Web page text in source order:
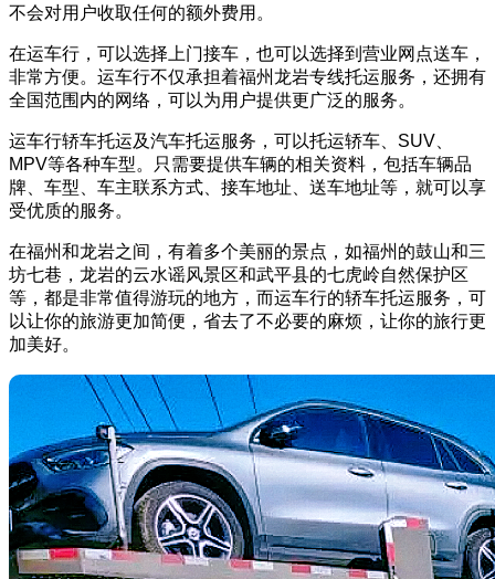
不会对用户收取任何的额外费用。
在运车行，可以选择上门接车，也可以选择到营业网点送车，
非常方便。运车行不仅承担着福州龙岩专线托运服务，还拥有
全国范围内的网络，可以为用户提供更广泛的服务。
运车行轿车托运及汽车托运服务，可以托运轿车、SUV、
MPV等各种车型。只需要提供车辆的相关资料，包括车辆品
牌、车型、车主联系方式、接车地址、送车地址等，就可以享
受优质的服务。
在福州和龙岩之间，有着多个美丽的景点，如福州的鼓山和三
坊七巷，龙岩的云水谣风景区和武平县的七虎岭自然保护区
等，都是非常值得游玩的地方，而运车行的轿车托运服务，可
以让你的旅游更加简便，省去了不必要的麻烦，让你的旅行更
加美好。